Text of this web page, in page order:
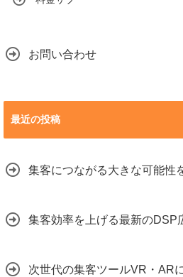
お問い合わせ
最近の投稿
集客につながる大きな可能性
集客効率を上げる最新のDSP
次世代の集客ツールVR・AR